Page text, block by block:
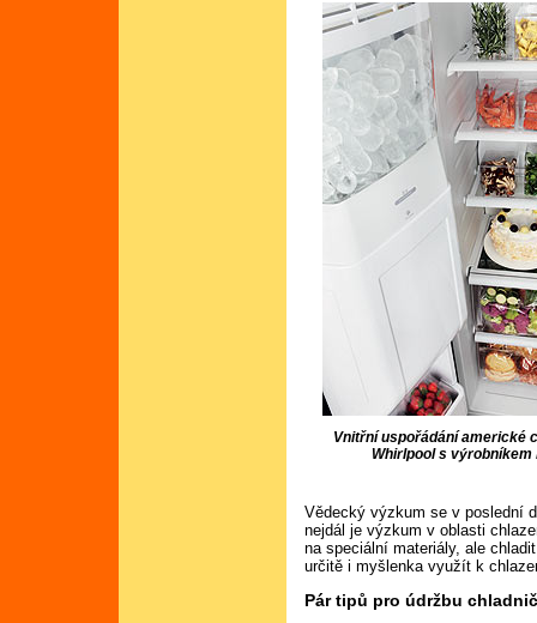
Vnitřní uspořádání americké
Whirlpool s výrobníkem
Vědecký výzkum se v poslední
nejdál je výzkum v oblasti
na speciální materiály, ale
určitě i myšlenka využít k
Pár tipů pro údržbu